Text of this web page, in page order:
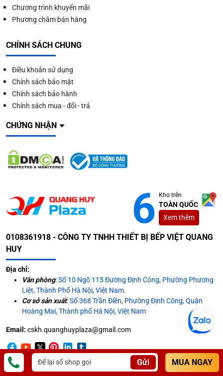
Chương trình khuyến mãi
Phương châm bán hàng
CHÍNH SÁCH CHUNG
Điều khoản sử dụng
Chính sách bảo mật
Chính sách bảo hành
Chính sách mua - đổi - trả
CHỨNG NHẬN
Kho trên
TOÀN QUỐC
Xem thêm
0108361918 - CÔNG TY TNHH THIẾT BỊ BẾP VIỆT QUANG
HUY
Địa chỉ:
Văn phòng:Số 10 Ngõ 115 Đường Định Công, Phường Phương
Liệt, Thành Phố Hà Nội, Việt Nam.
Cơ sở sản xuất:Số 368 Trần Điền, Phường Định Công, Quận
Hoàng Mai, Thành phố Hà Nội, Việt Nam
Email: cskh.quanghuyplaza@gmail.com
Tổng đài tư vấn: 09666 23 666 Gửi MUA NGAY